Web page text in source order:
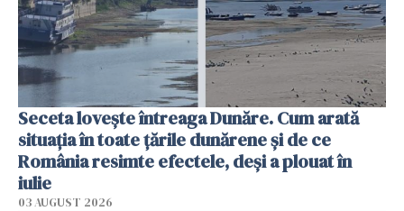
Seceta lovește întreaga Dunăre. Cum arată
situația în toate țările dunărene și de ce
România resimte efectele, deși a plouat în
iulie
03 AUGUST 2026